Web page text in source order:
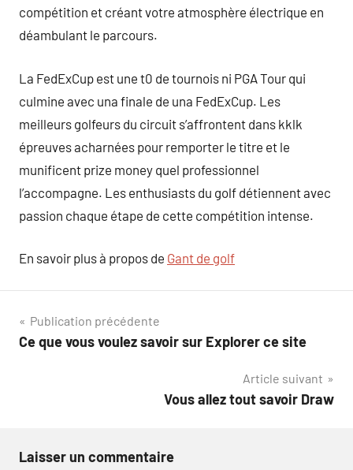
compétition et créant votre atmosphère électrique en
déambulant le parcours.
La FedExCup est une t0 de tournois ni PGA Tour qui
culmine avec una finale de una FedExCup. Les
meilleurs golfeurs du circuit s’affrontent dans kklk
épreuves acharnées pour remporter le titre et le
munificent prize money quel professionnel
l’accompagne. Les enthusiasts du golf détiennent avec
passion chaque étape de cette compétition intense.
En savoir plus à propos de Gant de golf
Navigation
de
Publication précédente
Ce que vous voulez savoir sur Explorer ce site
Article suivant
Vous allez tout savoir Draw
Laisser un commentaire